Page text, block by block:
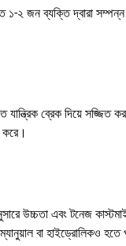
১-২ জন ব্যক্তি দ্বারা
ব্রেক দিয়ে সজ্জিত
উচ্চতা এবং টনেজ
বা হাইড্রোলিকও